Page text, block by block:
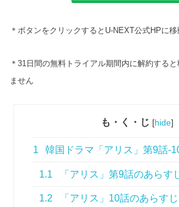
＊ボタンをクリックするとU-NEXT公式HPに
＊31日間の無料トライアル期間内に解約する
ません
も・く・じ [hide]
1 韓国ドラマ「アリス」第9話-
1.1 「アリス」第9話のあらす
1.2 「アリス」10話のあらすじ